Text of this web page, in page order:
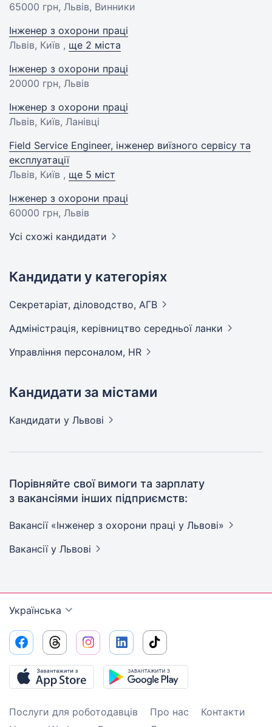
65000 грн, Львів, Винники
Інженер з охорони праці
Львів, Київ , ще 2 міста
Інженер з охорони праці
20000 грн, Львів
Інженер з охорони праці
Львів, Київ, Ланівці
Field Service Engineer, інженер виїзного сервісу та
експлуатації
Львів, Київ , ще 5 міст
Інженер з охорони праці
60000 грн, Львів
Усі схожі кандидати
Кандидати у категоріях
Секретаріат, діловодство, АГВ
Адмiнiстрацiя, керівництво середньої ланки
Управління персоналом, HR
Кандидати за містами
Кандидати у Львові
Порівняйте свої вимоги та зарплату
з вакансіями інших підприємств:
Вакансії «Інженер з охорони праці у Львові»
Вакансії у Львові
Українська
Послуги для роботодавців Про нас
Контакти